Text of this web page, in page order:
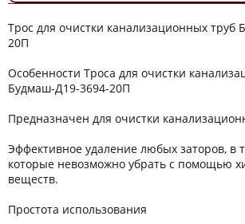
Трос для очистки канализационных труб
20П
Особенности Троса для очистки
Будмаш-Д19-3694-20П
Предназначен для очистки
Эффективное удаление любых заторов, в
которые невозможно убрать с помощью
веществ.
Простота использования